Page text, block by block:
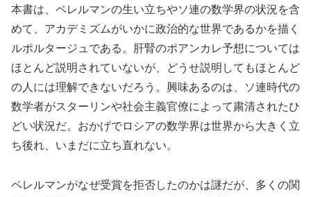
本書は、ペレルマンの生い立ちやソ連の数学界の状況を含
めて、アカデミズムがいかに政治的な世界であるかを描く
ルポルタージュである。肝腎のポアンカレ予想については
ほとんど説明されていないが、どうせ説明してもほとんど
の人には理解できないだろう。興味あるのは、ソ連時代の
数学者がスターリンや社会主義官僚によって粛清されたひ
どい状況だ。おかげでロシアの数学界は世界から大きく立
ち後れ、いまだに立ち直れない。
ペレルマンがなぜ受賞を拒否したのかは謎だが、多くの関